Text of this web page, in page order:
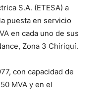
S.A. (ETESA) a
puesta en servicio
en cada uno de sus
Zona 3 Chiriquí.
con capacidad de
MVA y en el